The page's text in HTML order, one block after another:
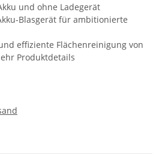
und ohne Ladegerät
Blasgerät für ambitionierte
effiziente Flächenreinigung von
Produktdetails